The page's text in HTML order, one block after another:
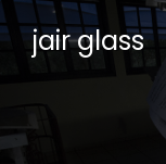
jair glass